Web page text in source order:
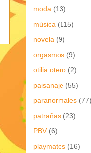
moda (13)
música (115)
novela (9)
orgasmos (9)
otilia otero (2)
paisanaje (55)
paranormales (77)
patrañas (23)
PBV (6)
playmates (16)